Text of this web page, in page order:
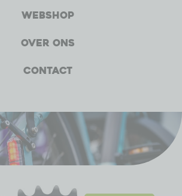
Webshop
Over ons
Contact